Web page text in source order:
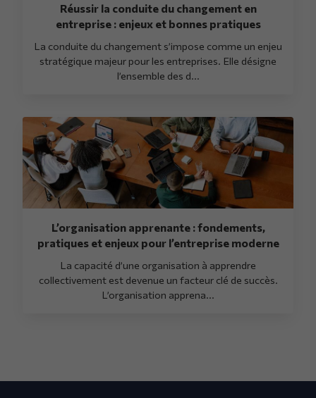
Réussir la conduite du changement en
entreprise : enjeux et bonnes pratiques
La conduite du changement s’impose comme un enjeu
stratégique majeur pour les entreprises. Elle désigne
l’ensemble des d...
L’organisation apprenante : fondements,
pratiques et enjeux pour l’entreprise moderne
La capacité d’une organisation à apprendre
collectivement est devenue un facteur clé de succès.
L’organisation apprena...